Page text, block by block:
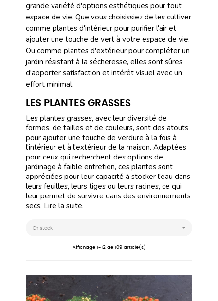
grande variété d'options esthétiques pour tout
espace de vie. Que vous choisissiez de les cultiver
comme plantes d'intérieur pour purifier l'air et
ajouter une touche de vert à votre espace de vie.
Ou comme plantes d'extérieur pour compléter un
jardin résistant à la sécheresse, elles sont sûres
d'apporter satisfaction et intérêt visuel avec un
effort minimal.
LES PLANTES GRASSES
Les plantes grasses, avec leur diversité de
formes, de tailles et de couleurs, sont des atouts
pour ajouter une touche de verdure à la fois à
l'intérieur et à l'extérieur de la maison. Adaptées
pour ceux qui recherchent des options de
jardinage à faible entretien, ces plantes sont
appréciées pour leur capacité à stocker l'eau dans
leurs feuilles, leurs tiges ou leurs racines, ce qui
leur permet de survivre dans des environnements
secs. Lire la suite.
En stock 
Affichage 1-12 de 109 article(s)